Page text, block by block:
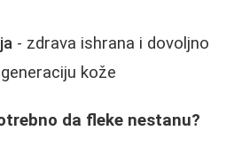
- zdrava ishrana i dovoljno
kože
da fleke nestanu?